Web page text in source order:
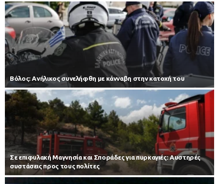
Βόλος: Ανήλικος συνελήφθη με κάνναβη στην κατοχή του
Σε επιφυλακή Μαγνησία και Σποράδες για πυρκαγιές: Αυστηρές
συστάσεις προς τους πολίτες